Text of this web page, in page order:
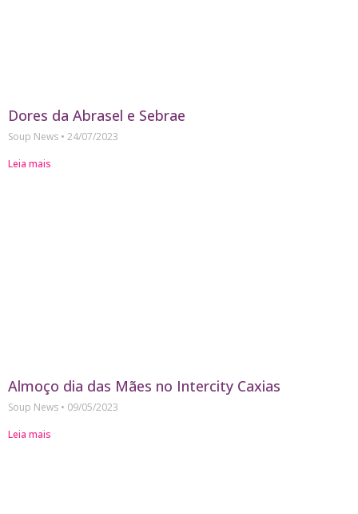
Dores da Abrasel e Sebrae
Soup News
24/07/2023
Leia mais
Almoço dia das Mães no Intercity Caxias
Soup News
09/05/2023
Leia mais